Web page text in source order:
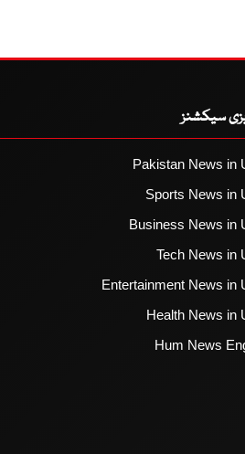
سیکشنز
Pakistan News in
Sports News in
Business News in
Tech News in
Entertainment News in
Health News in
Hum News